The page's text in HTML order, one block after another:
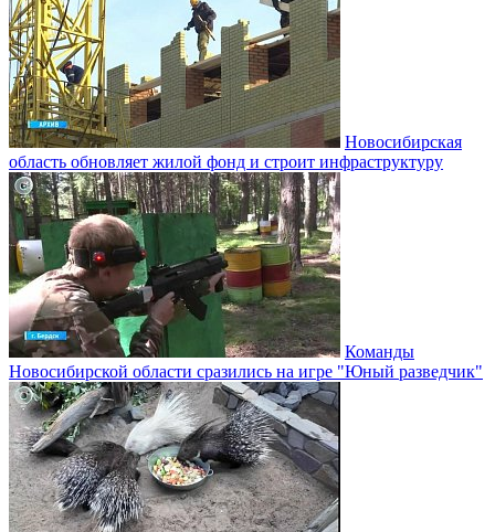
Новосибирская
область обновляет жилой фонд и строит инфраструктуру
Команды
Новосибирской области сразились на игре "Юный разведчик"